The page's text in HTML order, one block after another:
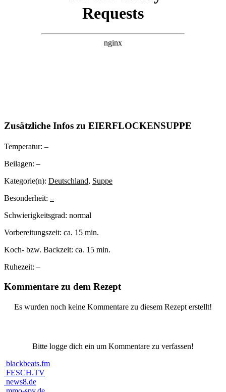
Zusätzliche Infos zu EIERFLOCKENSUPPE
Temperatur: –
Beilagen: –
Kategorie(n): Deutschland, Suppe
Besonderheit: –
Schwierigkeitsgrad: normal
Vorbereitungszeit: ca. 15 min.
Koch- bzw. Backzeit: ca. 15 min.
Ruhezeit: –
Kommentare zu dem Rezept
Es wurden noch keine Kommentare zu diesem Rezept erstellt!
Bitte logge dich ein um Kommentare zu verfassen!
blackbeats.fm
FESCH.TV
news8.de